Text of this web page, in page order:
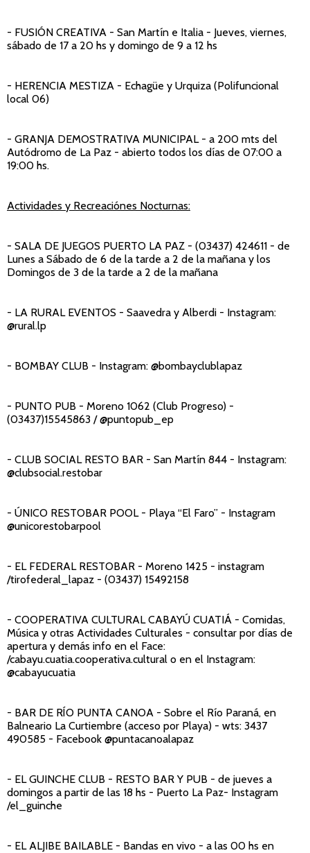
- FUSIÓN CREATIVA - San Martín e Italia - Jueves, viernes,
sábado de 17 a 20 hs y domingo de 9 a 12 hs
- HERENCIA MESTIZA - Echagüe y Urquiza (Polifuncional
local 06)
- GRANJA DEMOSTRATIVA MUNICIPAL- a 200 mts del
Autódromo de La Paz - abierto todos los días de 07:00 a
19:00 hs.
Actividades y Recreaciónes Nocturnas:
- SALA DE JUEGOS PUERTO LA PAZ - (03437) 424611 - de
Lunes a Sábado de 6 de la tarde a 2 de la mañana y los
Domingos de 3 de la tarde a 2 de la mañana
- LA RURAL EVENTOS - Saavedra y Alberdi - Instagram:
@rural.lp
- BOMBAY CLUB - Instagram: @bombayclublapaz
- PUNTO PUB - Moreno 1062 (Club Progreso) -
(03437)15545863 / @puntopub_ep
- CLUB SOCIAL RESTO BAR - San Martín 844 - Instagram:
@clubsocial.restobar
- ÚNICO RESTOBAR POOL - Playa “El Faro” - Instagram
@unicorestobarpool
- EL FEDERAL RESTOBAR - Moreno 1425 - instagram
/tirofederal_lapaz - (03437) 15492158
- COOPERATIVA CULTURAL CABAYÚ CUATIÁ - Comidas,
Música y otras Actividades Culturales - consultar por días de
apertura y demás info en el Face:
/cabayu.cuatia.cooperativa.cultural o en el Instagram:
@cabayucuatia
- BAR DE RÍO PUNTA CANOA - Sobre el Río Paraná, en
Balneario La Curtiembre (acceso por Playa) - wts: 3437
490585 - Facebook @puntacanoalapaz
- EL GUINCHE CLUB - RESTO BAR Y PUB - de jueves a
domingos a partir de las 18 hs - Puerto La Paz- Instagram
/el_guinche
- EL ALJIBE BAILABLE - Bandas en vivo - a las 00 hs en